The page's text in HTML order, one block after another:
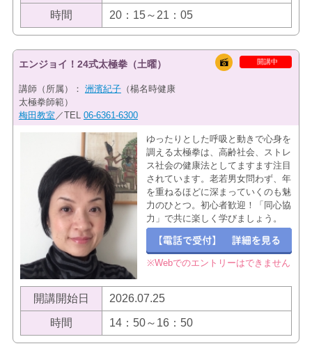
時間 20：15～21：05
開講中
エンジョイ！24式太極拳（土曜）
講師（所属）： 洲濱紀子（楊名時健康
太極拳師範）
梅田教室 ／TEL 06-6361-6300
ゆったりとした呼吸と動きで心身を
調える太極拳は、高齢社会、ストレ
ス社会の健康法としてますます注目
されています。老若男女問わず、年
を重ねるほどに深まっていくのも魅
力のひとつ。初心者歓迎！「同心協
力」で共に楽しく学びましょう。
※Webでのエントリーはできません
開講開始日 2026.07.25
時間 14：50～16：50